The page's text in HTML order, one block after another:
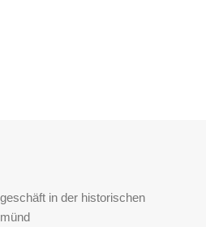
in der historischen